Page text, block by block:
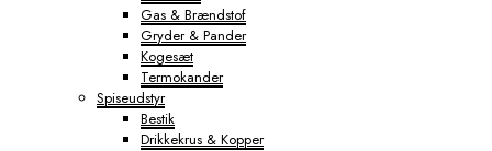
Gas & Brændstof
Gryder & Pander
Kogesæt
Termokander
Spiseudstyr
Bestik
Drikkekrus & Kopper